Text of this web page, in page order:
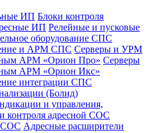
ИП Блоки контроля
ИП Релейные и пусковые
оборудование СПС
и АРМ СПС Серверы и УРМ
АРМ «Орион Про» Серверы
АРМ «Орион Икс»
интеграции СПС
(Болид)
и управления,
контроля адресной СОС
СОС Адресные расширители